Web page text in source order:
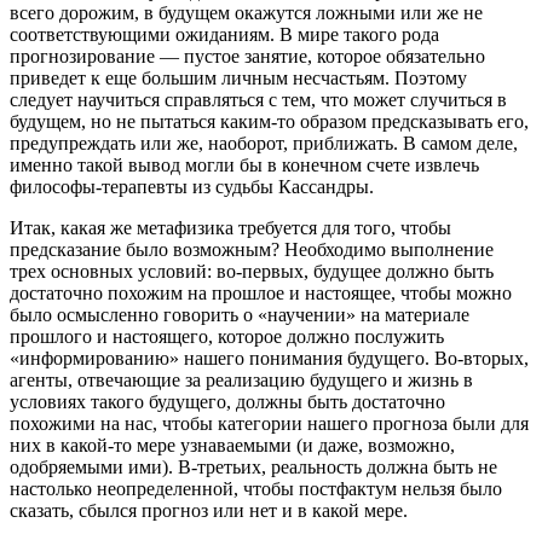
всего дорожим, в будущем окажутся ложными или же не
соответствующими ожиданиям. В мире такого рода
прогнозирование — пустое занятие, которое обязательно
приведет к еще большим личным несчастьям. Поэтому
следует научиться справляться с тем, что может случиться в
будущем, но не пытаться каким-то образом предсказывать его,
предупреждать или же, наоборот, приближать. В самом деле,
именно такой вывод могли бы в конечном счете извлечь
философы-терапевты из судьбы Кассандры.
Итак, какая же метафизика требуется для того, чтобы
предсказание было возможным? Необходимо выполнение
трех основных условий: во-первых, будущее должно быть
достаточно похожим на прошлое и настоящее, чтобы можно
было осмысленно говорить о «научении» на материале
прошлого и настоящего, которое должно послужить
«информированию» нашего понимания будущего. Во-вторых,
агенты, отвечающие за реализацию будущего и жизнь в
условиях такого будущего, должны быть достаточно
похожими на нас, чтобы категории нашего прогноза были для
них в какой-то мере узнаваемыми (и даже, возможно,
одобряемыми ими). В-третьих, реальность должна быть не
настолько неопределенной, чтобы постфактум нельзя было
сказать, сбылся прогноз или нет и в какой мере.